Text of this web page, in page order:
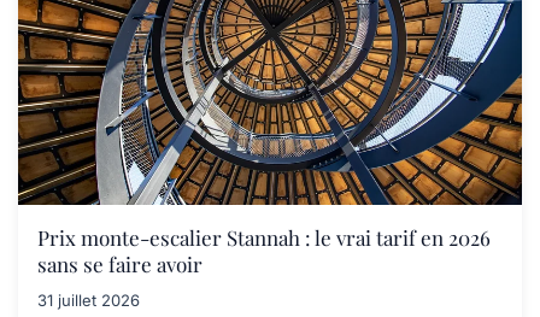
Prix monte-escalier Stannah : le vrai tarif en 2026
sans se faire avoir
31 juillet 2026